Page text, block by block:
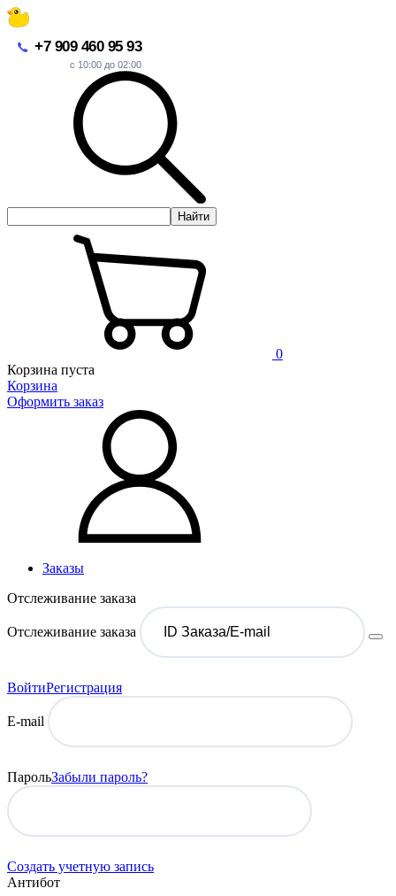
+7 909 460 95 93
с 10:00 до 02:00
Найти
0
Корзина пуста
Корзина
Оформить заказ
Заказы
Отслеживание заказа
Отслеживание заказа
ВойтиРегистрация
E-mail
ПарольЗабыли пароль?
Создать учетную запись
Антибот